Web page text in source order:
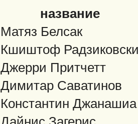
название
Матяз Белсак
Кшиштоф Радзиковски
Джерри Притчетт
Димитар Саватинов
Константин Джанашиа
Дайнис Загерис